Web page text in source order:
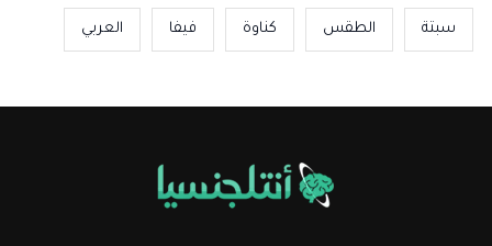
سبتة الطقس كناوة فيفا العربي